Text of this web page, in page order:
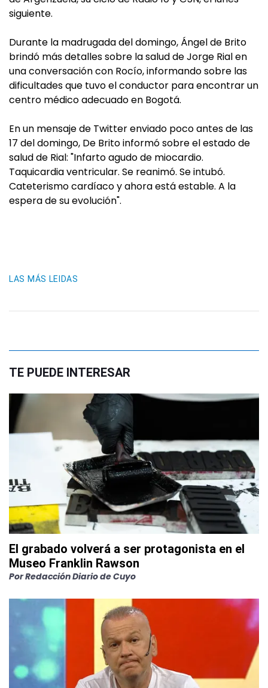
siguiente.
Durante la madrugada del domingo, Ángel de Brito
brindó más detalles sobre la salud de Jorge Rial en
una conversación con Rocío, informando sobre las
dificultades que tuvo el conductor para encontrar un
centro médico adecuado en Bogotá.
En un mensaje de Twitter enviado poco antes de las
17 del domingo, De Brito informó sobre el estado de
salud de Rial: "Infarto agudo de miocardio.
Taquicardia ventricular. Se reanimó. Se intubó.
Cateterismo cardíaco y ahora está estable. A la
espera de su evolución".
LAS MÁS LEIDAS
TE PUEDE INTERESAR
El grabado volverá a ser protagonista en el
Museo Franklin Rawson
PorRedacción Diario de Cuyo